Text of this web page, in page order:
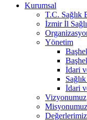
Kurumsal
T.C. Sağlık
İzmir İl
Yönetim
İdari
İdari
Vizyonumuz
Misyonumuz
Değerlerimiz